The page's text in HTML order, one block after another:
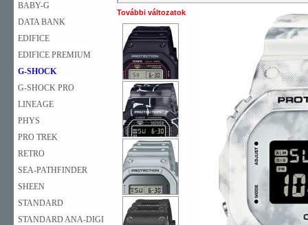
BABY-G
DATA BANK
EDIFICE
EDIFICE PREMIUM
G-SHOCK
G-SHOCK PRO
LINEAGE
PHYS
PRO TREK
RETRO
SEA-PATHFINDER
SHEEN
STANDARD
STANDARD ANA-DIGI
További változatok